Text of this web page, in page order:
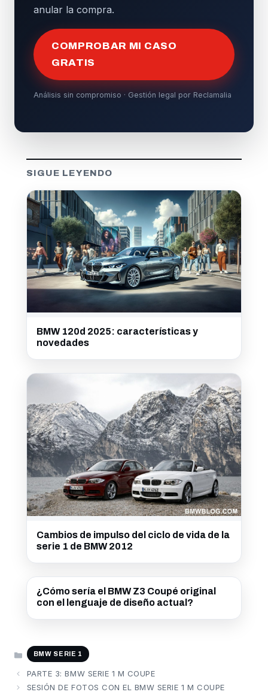
anular la compra.
COMPROBAR MI CASO
GRATIS
Análisis sin compromiso · Gestión legal por Reclamalia
SIGUE LEYENDO
BMW 120d 2025: características y
novedades
Cambios de impulso del ciclo de vida de la
serie 1 de BMW 2012
¿Cómo sería el BMW Z3 Coupé original
con el lenguaje de diseño actual?
CATEGORÍAS
BMW SERIE 1
PARTE 3: BMW SERIE 1 M COUPE
SESIÓN DE FOTOS CON EL BMW SERIE 1 M COUPE